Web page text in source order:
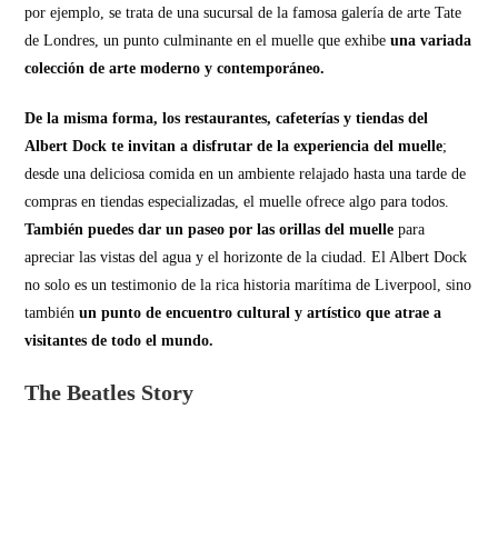
por ejemplo, se trata de una sucursal de la famosa galería de arte Tate
de Londres, un punto culminante en el muelle que exhibeuna variada
colección de arte moderno y contemporáneo.
De la misma forma, los restaurantes, cafeterías y tiendas del
Albert Dock te invitan a disfrutar de la experiencia del muelle;
desde una deliciosa comida en un ambiente relajado hasta una tarde de
compras en tiendas especializadas, el muelle ofrece algo para todos.
También puedes dar un paseo por las orillas del muelle para
apreciar las vistas del agua y el horizonte de la ciudad. El Albert Dock
no solo es un testimonio de la rica historia marítima de Liverpool, sino
tambiénun punto de encuentro cultural y artístico que atrae a
visitantes de todo el mundo.
The Beatles Story